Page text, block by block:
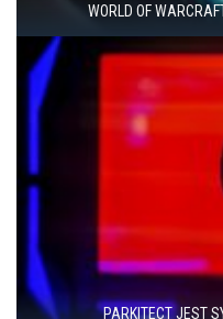
WORLD OF
PARKITECT JEST